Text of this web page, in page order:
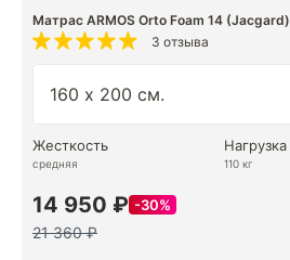
Матрас ARMOS Orto Foam 14 (Jacgard)
3 отзыва
Жесткость
средняя
Нагрузка
110 кг
14 950 ₽ 30%
21 360 ₽